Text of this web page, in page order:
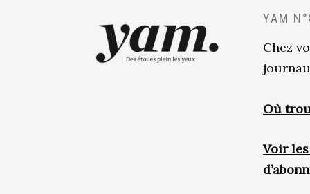
YAM
Chez
Où
Voir